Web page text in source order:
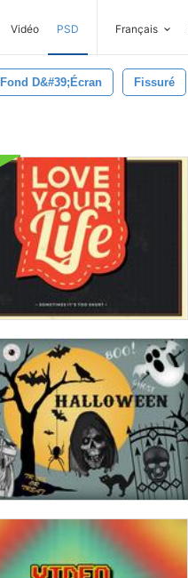
Vidéo PSD Français
Fond D&#39;écran Fissuré